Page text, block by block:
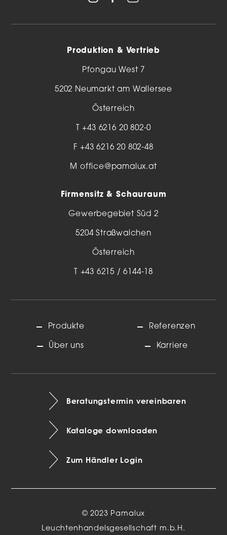
Produktion & Vertrieb
Pfongau West 7
5202 Neumarkt am Wallersee
Österreich
T+43 6216 20 802-0
F +43 6216 20 802-48
M office@pamalux.at
Firmensitz & Schauraum
Gewerbegebiet Süd 2
5204 Straßwalchen
Österreich
T +43 6215 / 6144-18
Produkte
Über uns
Referenzen
Karriere
Beratungstermin vereinbaren
Kataloge downloaden
Zum Händler Login
© 2023 Pamalux
Leuchtenhandelsgesellschaft m.b.H.